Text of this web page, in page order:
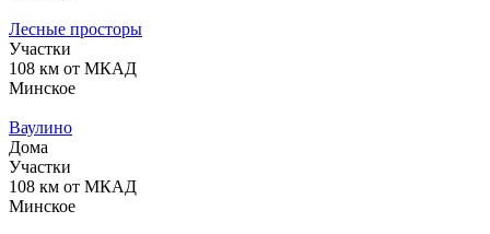
Лесные просторы
Участки
108 км от МКАД
Минское
Ваулино
Дома
Участки
108 км от МКАД
Минское